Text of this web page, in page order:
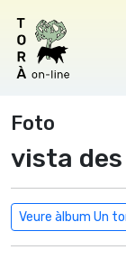
Foto
vista
Veure àlbum Un